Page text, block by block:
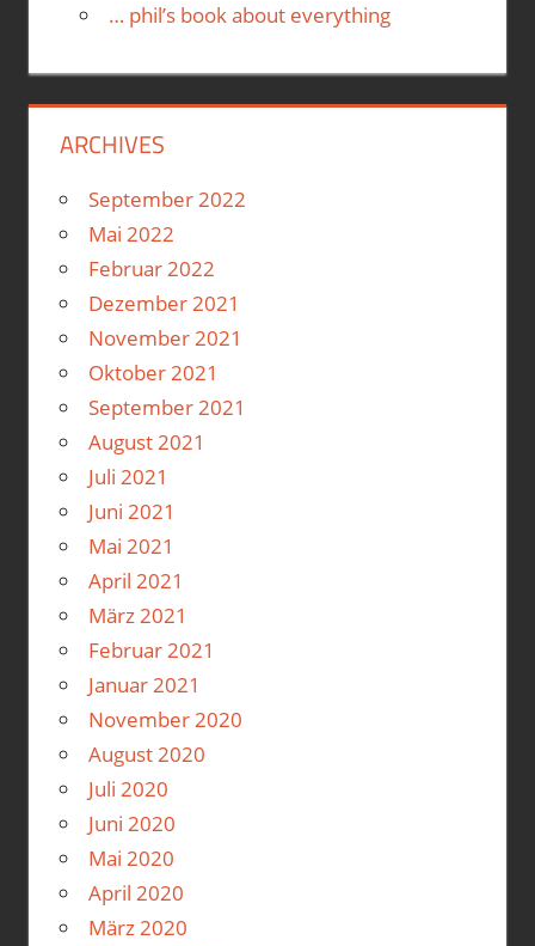
… phil’s book about everything
ARCHIVES
September 2022
Mai 2022
Februar 2022
Dezember 2021
November 2021
Oktober 2021
September 2021
August 2021
Juli 2021
Juni 2021
Mai 2021
April 2021
März 2021
Februar 2021
Januar 2021
November 2020
August 2020
Juli 2020
Juni 2020
Mai 2020
April 2020
März 2020